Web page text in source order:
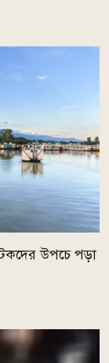
উপচে পড়া